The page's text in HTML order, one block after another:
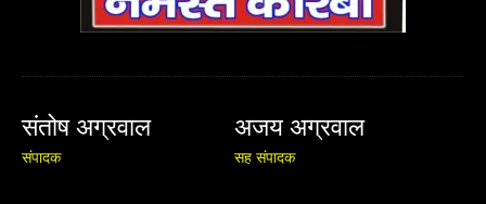
संतोष अग्रवाल
संपादक
अजय अग्रवाल
सह संपादक